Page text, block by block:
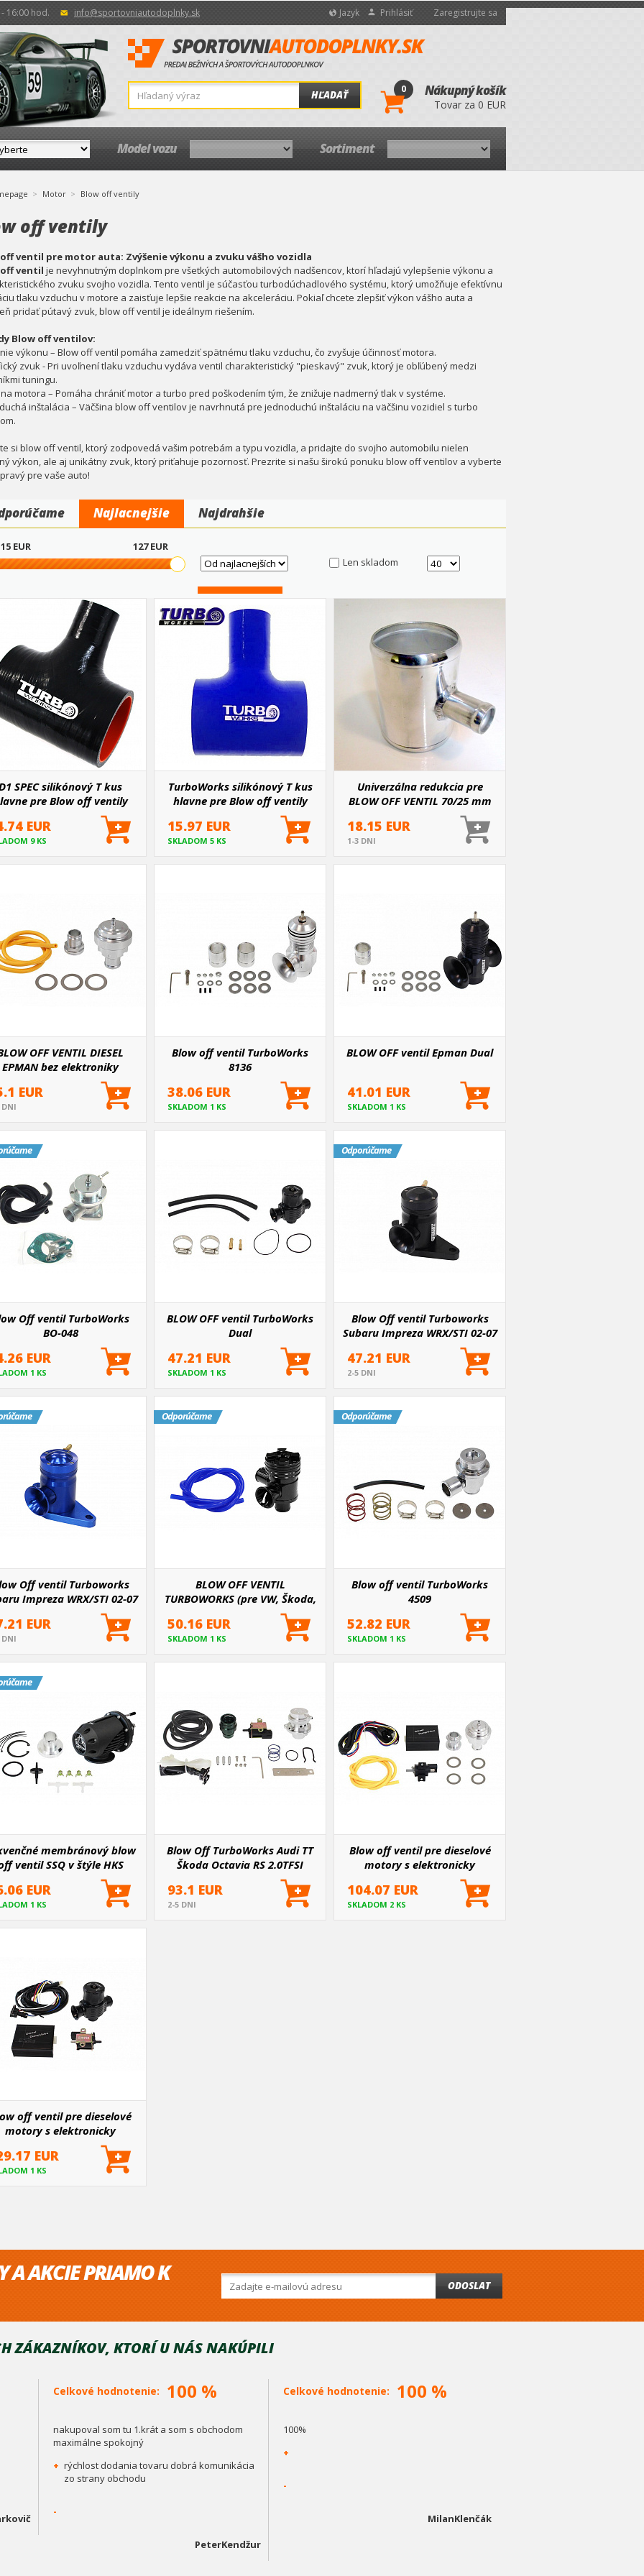
16:00 hod. info@sportovniautodoplnky.sk Jazyk Prihlásiť Zaregistrujte sa
HĽADAŤ 0 Nákupný košík
Tovar za 0 EUR
Model vozu Sortiment
Motor Blow off ventily
off ventily
ventil pre motor auta: Zvýšenie výkonu a zvuku vášho vozidla
ventil je nevyhnutným doplnkom pre všetkých automobilových nadšencov, ktorí hľadajú vylepšenie výkonu a
zvuku svojho vozidla. Tento ventil je súčasťou turbodúchadlového systému, ktorý umožňuje efektívnu
tlaku vzduchu v motore a zaisťuje lepšie reakcie na akceleráciu. Pokiaľ chcete zlepšiť výkon vášho auta a
pridať pútavý zvuk, blow off ventil je ideálnym riešením.
Blow off ventilov:
výkonu – Blow off ventil pomáha zamedziť spätnému tlaku vzduchu, čo zvyšuje účinnosť motora.
zvuk - Pri uvoľnení tlaku vzduchu vydáva ventil charakteristický "pieskavý" zvuk, ktorý je obľúbený medzi
tuningu.
motora – Pomáha chrániť motor a turbo pred poškodením tým, že znižuje nadmerný tlak v systéme.
inštalácia – Väčšina blow off ventilov je navrhnutá pre jednoduchú inštaláciu na väčšinu vozidiel s turbo
si blow off ventil, ktorý zodpovedá vašim potrebám a typu vozidla, a pridajte do svojho automobilu nielen
výkon, ale aj unikátny zvuk, ktorý priťahuje pozornosť. Prezrite si našu širokú ponuku blow off ventilov a vyberte
pre vaše auto!
Najlacnejšie Najdrahšie
15 EUR 127EUR
Len skladom
SPEC silikónový T kus
pre Blow off ventily
EUR
9 KS
TurboWorks silikónový T kus
hlavne pre Blow off ventily
15.97 EUR
SKLADOM 5 KS
Univerzálna redukcia pre
BLOW OFF VENTIL 70/25 mm
18.15 EUR
1-3 DNI
OFF VENTIL DIESEL
EPMAN bez elektroniky
EUR
DNI
Blow off ventil TurboWorks
8136
38.06 EUR
SKLADOM 1 KS
BLOW OFF ventil Epman Dual
41.01 EUR
SKLADOM 1 KS
Off ventil TurboWorks
BO-048
EUR
1 KS
BLOW OFF ventil TurboWorks
Dual
47.21 EUR
SKLADOM 1 KS
Odporúčame
Blow Off ventil Turboworks
Subaru Impreza WRX/STI 02-07
47.21 EUR
2-5 DNI
Off ventil Turboworks
Impreza WRX/STI 02-07
EUR
DNI
Odporúčame
BLOW OFF VENTIL
TURBOWORKS (pre VW, Škoda,
50.16 EUR
SKLADOM 1 KS
Odporúčame
Blow off ventil TurboWorks
4509
52.82 EUR
SKLADOM 1 KS
membránový blow
ventil SSQ v štýle HKS
EUR
1 KS
Blow Off TurboWorks Audi TT
Škoda Octavia RS 2.0TFSI
93.1 EUR
2-5 DNI
Blow off ventil pre dieselové
motory s elektronicky
ovládaným plynom
104.07 EUR
SKLADOM 2 KS
off ventil pre dieselové
motory s elektronicky
ovládaným plynom II
EUR
1 KS
A AKCIE PRIAMO K
ODOSLAT
ZÁKAZNÍKOV, KTORÍ U NÁS NAKÚPILI
Celkové hodnotenie: 100 %
nakupoval som tu 1.krát a som s obchodom
maximálne spokojný
+ rýchlost dodania tovaru dobrá komunikácia
zo strany obchodu
-
PeterKendžur
Celkové hodnotenie: 100 %
100%
+
-
MilanKlenčák